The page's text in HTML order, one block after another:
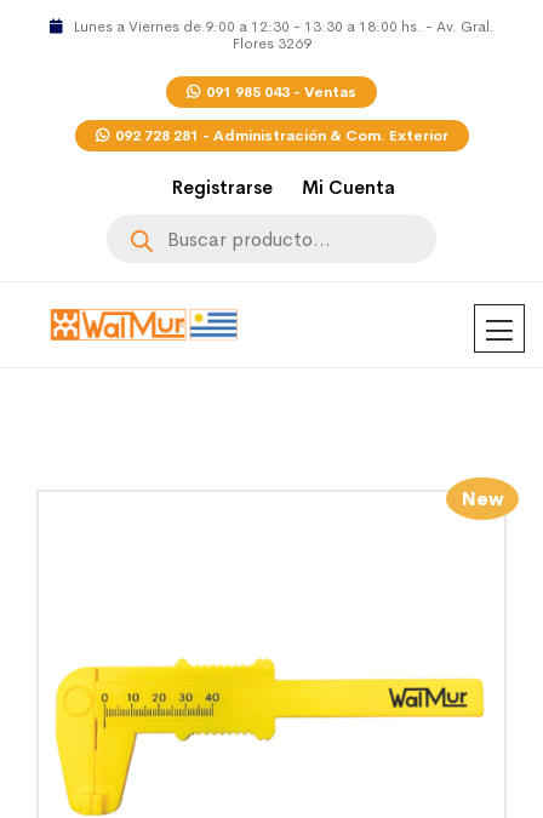
Lunes a Viernes de 9:00 a 12:30 - 13:30 a 18:00 hs. - Av. Gral.
Flores 3269
091 985 043 - Ventas
092 728 281 - Administración & Com. Exterior
Registrarse Mi Cuenta
New